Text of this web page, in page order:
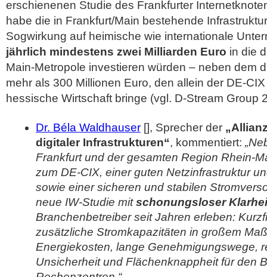
erschienenen Studie des Frankfurter
habe die in Frankfurt/Main bestehende
Sogwirkung auf heimische wie internationale
jährlich mindestens zwei Milliarden Euro in die
Main-Metropole investieren würden – neben dem
mehr als 300 Millionen Euro, den allein der DE-
hessische Wirtschaft bringe (vgl. D-Stream Group
Dr. Béla Waldhauser [], Sprecher der
digitaler Infrastrukturen“, kommentiert:
Frankfurt und der gesamten Region Rhein-
zum DE-CIX, einer guten Netzinfrastruktur
sowie einer sicheren und stabilen
neue IW-Studie mitschonungsloser
Branchenbetreiber seit Jahren erleben:
zusätzliche Stromkapazitäten in großem
Energiekosten, lange Genehmigungswege,
Unsicherheit und Flächenknappheit für den